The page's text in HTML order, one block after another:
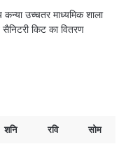
कन्या उच्चतर माध्यमिक शाला
किट का वितरण
शनि रवि सोम